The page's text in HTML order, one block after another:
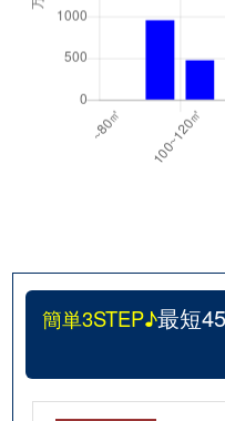
簡単3STEP♪最短